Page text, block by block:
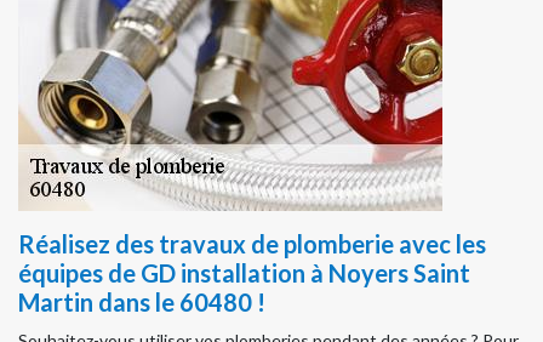
Réalisez des travaux de plomberie avec les
équipes de GD installation à Noyers Saint
Martin dans le 60480 !